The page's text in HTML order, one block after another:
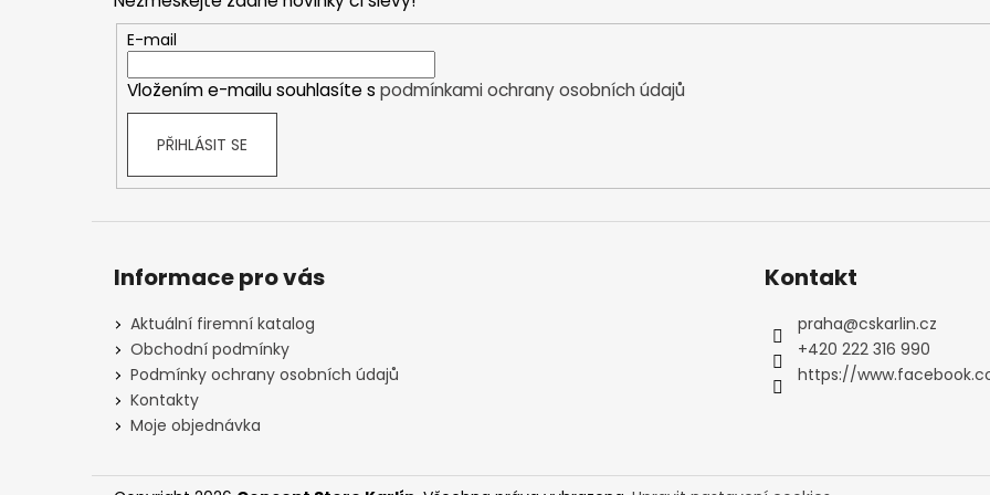
E-mail
Vložením e-mailu souhlasíte s podmínkami ochrany osobních údajů
PŘIHLÁSIT SE
Informace pro vás
Aktuální firemní katalog
Obchodní podmínky
Podmínky ochrany osobních údajů
Kontakty
Moje objednávka
Kontakt
praha@cskarlin.cz
+420 222 316 990
https://